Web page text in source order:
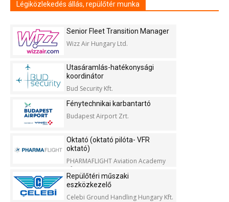
Légiközlekedés állás, repülőtér munka
Senior Fleet Transition Manager
Wizz Air Hungary Ltd.
Utasáramlás-hatékonysági
koordinátor
Bud Security Kft.
Fénytechnikai karbantartó
Budapest Airport Zrt.
Oktató (oktató pilóta- VFR
oktató)
PHARMAFLIGHT Aviation Academy
Kft.
Repülőtéri műszaki
eszközkezelő
Celebi Ground Handling Hungary Kft.